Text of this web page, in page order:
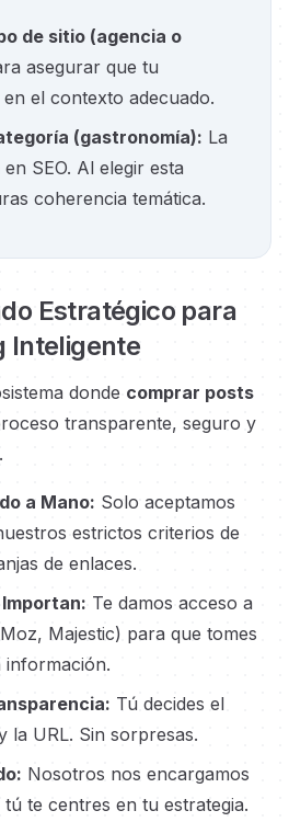
de sitio (agencia o
asegurar que tu
el contexto adecuado.
(gastronomía): La
SEO. Al elegir esta
coherencia temática.
Estratégico para
Inteligente
donde comprar posts
transparente, seguro y
a Mano: Solo aceptamos
estrictos criterios de
de enlaces.
Te damos acceso a
Majestic) para que tomes
información.
Tú decides el
la URL. Sin sorpresas.
Nosotros nos encargamos
te centres en tu estrategia.